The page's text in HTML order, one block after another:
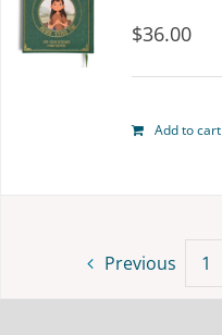
$36.00
Add to cart
Previous 1